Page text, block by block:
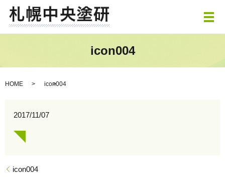
メ
icon004
HOME icon004
2017/11/07
icon004